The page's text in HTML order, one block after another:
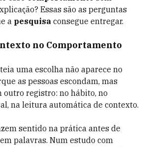
Essas são as perguntas
a pesquisa consegue entregar.
no Comportamento
uma escolha não aparece no
as pessoas escondam, mas
outro registro: no hábito, no
na leitura automática de contexto.
sentido na prática antes de
palavras. Num estudo com